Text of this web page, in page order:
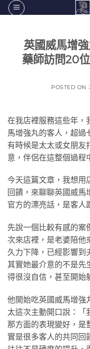
轉
英國威馬增
藥師訪問20
POSTED ON
在我店裡服務這些年
馬增強丸的客人，超過
有時候是太太或女朋友
意，伴侶在這整個過程
今天這篇文章，我想用
回饋，來聊聊英國威
官方的漂亮話，是客人
先說一個比較有感的
次來店裡，是老婆陪他
久力下降，已經影響到
其實她最介意的不是先
得很沒自信，甚至開始
他開始吃英國威馬增強
太這次主動開口說：「
那方面的表現變好，是
實是很多客人的共同